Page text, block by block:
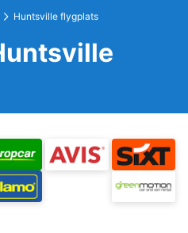
Huntsville flygplats